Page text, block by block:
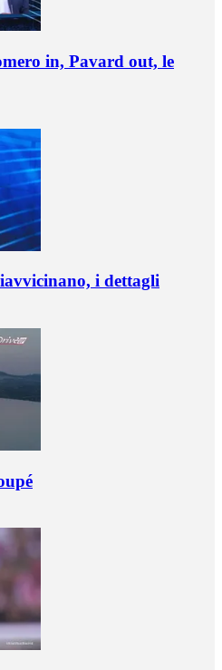
in, Pavard out, le
i dettagli